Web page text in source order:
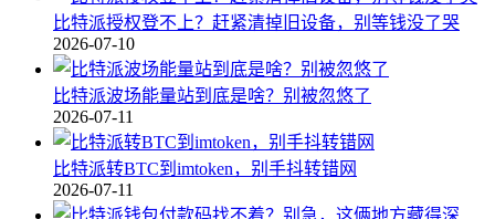
比特派授权登不上？赶紧清掉旧设备，别等钱没了哭
2026-07-10
比特派波场能量站到底是啥？别被忽悠了
2026-07-11
比特派转BTC到imtoken，别手抖转错网
2026-07-11